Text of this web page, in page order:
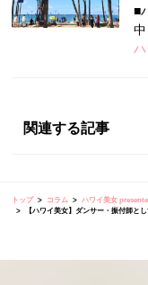
■
中
関連する記事
トップ コラム
ハワイ美女
【ハワイ美女】ダンサー・振付師と